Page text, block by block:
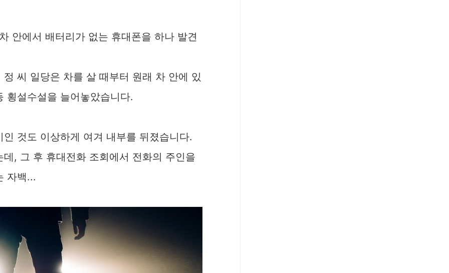
안에서 배터리가 없는 휴대폰을 하나 발견
씨 일당은 차를 살 때부터 원래 차 안에 있
횡설수설을 늘어놓았습니다.​
것도 이상하게 여겨 내부를 뒤졌습니다.
, 그 후 휴대전화 조회에서 전화의 주인을
자백...